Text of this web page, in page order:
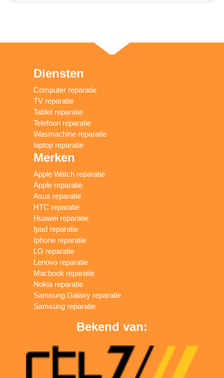
Diensten
Computer reparatie
TV reparatie
Tablet reparatie
Telefoon reparatie
Wasmachine reparatie
laptop reparatie
Merken
Apple Watch reparatie
Apple reparatie
Asus reparatie
HTC reparatie
Huawei reparatie
Ipad reparatie
Iphone reparatie
LG reparatie
Lenovo reparatie
Macbook reparatie
Nokia reparatie
Samsung Galaxy reparatie
Samsung reparatie
Bekend van: